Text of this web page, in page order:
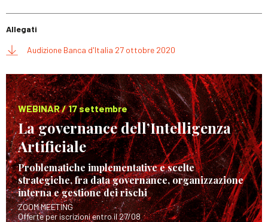
Allegati
Audizione Banca d'Italia 27 ottobre 2020
WEBINAR / 17 settembre
La governance dell’Intelligenza
Artificiale
Problematiche implementative e scelte
strategiche, fra data governance, organizzazione
interna e gestione dei rischi
ZOOM MEETING
Offerte per iscrizioni entro il 27/08